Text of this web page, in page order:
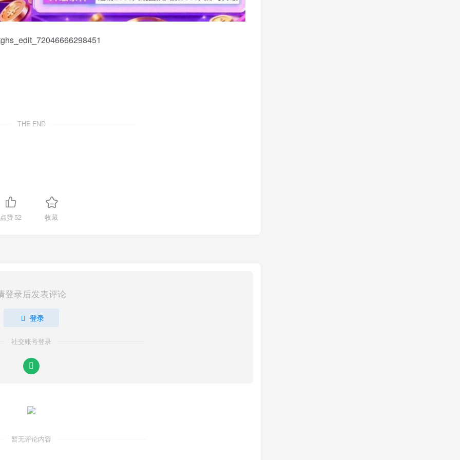
THE END
点赞52 收藏
登录后发表评论
登录
社交账号登录
暂无评论内容